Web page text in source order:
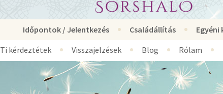
Időpontok / Jelentkezés Családállítás
Ti kérdeztétek Visszajelzések Blog Rólam